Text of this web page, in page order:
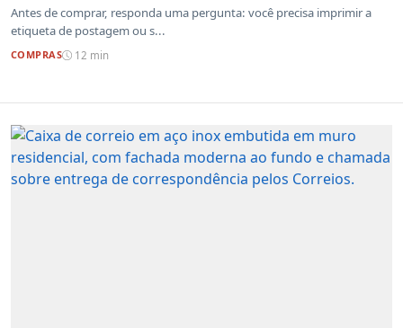
Antes de comprar, responda uma pergunta: você precisa imprimir a
etiqueta de postagem ou s...
COMPRAS 12 min